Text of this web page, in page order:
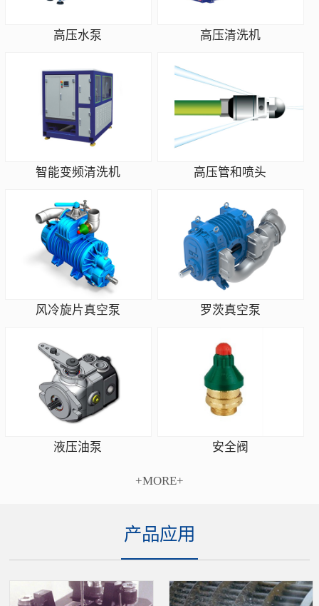
高压水泵 高压清洗机
智能变频清洗机 高压管和喷头
风冷旋片真空泵 罗茨真空泵
液压油泵 安全阀
+MORE+
产品应用